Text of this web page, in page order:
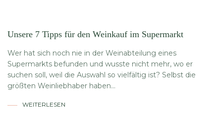
Unsere 7 Tipps für den Weinkauf im Supermarkt
Wer hat sich noch nie in der Weinabteilung eines
Supermarkts befunden und wusste nicht mehr, wo er
suchen soll, weil die Auswahl so vielfältig ist? Selbst die
größten Weinliebhaber haben...
WEITERLESEN